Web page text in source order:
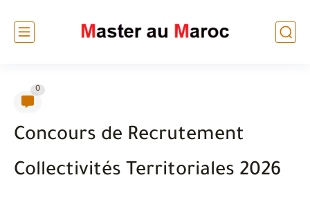
0
Concours de Recrutement
Collectivités Territoriales 2026